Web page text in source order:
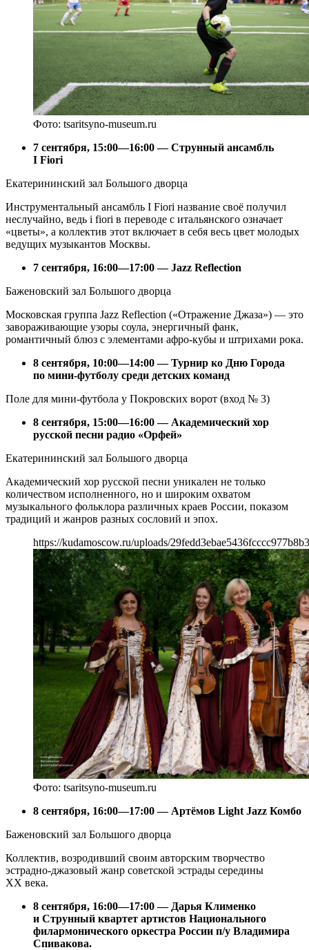
Фото: tsaritsyno-museum.ru
7 сентября, 15:00—16:00 — Струнный ансамбль
I Fiori
Екатерининский зал Большого дворца
Инструментальный ансамбль I Fiori название своё получил
неслучайно, ведь i fiori в переводе с итальянского означает
«цветы», а коллектив этот включает в себя весь цвет молодых
ведущих музыкантов Москвы.
7 сентября, 16:00—17:00 — Jazz Reflection
Баженовский зал Большого дворца
Московская группа Jazz Reflection («Отражение Джаза») — это
завораживающие узоры соула, энергичный фанк,
романтичный блюз с элементами афро-кубы и штрихами рока.
8 сентября, 10:00—14:00 — Турнир ко Дню Города
по мини-футболу среди детских команд
Поле для мини-футбола у Покровских ворот (вход № 3)
8 сентября, 15:00—16:00 — Академический хор
русской песни радио «Орфей»
Екатерининский зал Большого дворца
Академический хор русской песни уникален не только
количеством исполненного, но и широким охватом
музыкального фольклора различных краев России, показом
традиций и жанров разных сословий и эпох.
https://kudamoscow.ru/uploads/
Фото: tsaritsyno-museum.ru
8 сентября, 16:00—17:00 — Артёмов Light Jazz Комбо
Баженовский зал Большого дворца
Коллектив, возродивший своим авторским творчество
эстрадно-джазовый жанр советской эстрады середины
ХХ века.
8 сентября, 16:00—17:00 — Дарья Клименко
и Струнный квартет артистов Национального
филармонического оркестра России п/у Владимира
Спивакова.